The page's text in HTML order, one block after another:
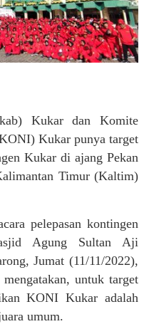
Kukar dan Komite
Kukar punya target
Kukar di ajang Pekan
Timur (Kaltim)
pelepasan kontingen
Agung Sultan Aji
Jumat (11/11/2022),
untuk target
KONI Kukar adalah
umum.